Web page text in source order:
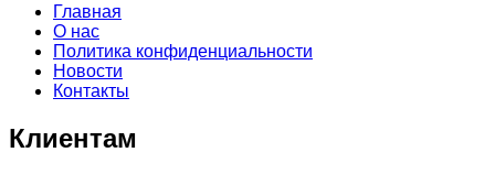
Главная
О нас
Политика конфиденциальности
Новости
Контакты
Клиентам